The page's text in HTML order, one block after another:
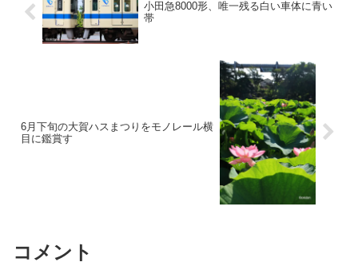
小田急8000形、唯一残る白い車体に青い
帯
6月下旬の大賀ハスまつりをモノレール横
目に鑑賞す
コメント